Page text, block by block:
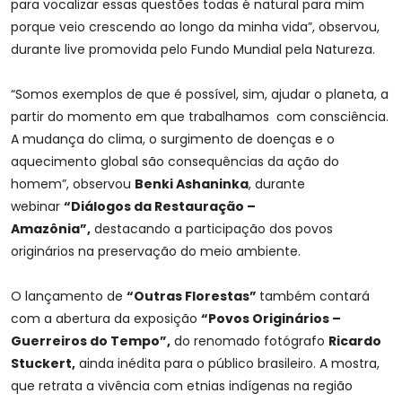
para vocalizar essas questões todas é natural para mim
porque veio crescendo ao longo da minha vida”, observou,
durante live promovida pelo Fundo Mundial pela Natureza.
“Somos exemplos de que é possível, sim, ajudar o planeta, a
partir do momento em que trabalhamos com consciência.
A mudança do clima, o surgimento de doenças e o
aquecimento global são consequências da ação do
homem”, observou Benki Ashaninka, durante
webinar “Diálogos da Restauração –
Amazônia”, destacando a participação dos povos
originários na preservação do meio ambiente.
O lançamento de “Outras Florestas” também contará
com a abertura da exposição “Povos Originários –
Guerreiros do Tempo”, do renomado fotógrafo Ricardo
Stuckert, ainda inédita para o público brasileiro. A mostra,
que retrata a vivência com etnias indígenas na região